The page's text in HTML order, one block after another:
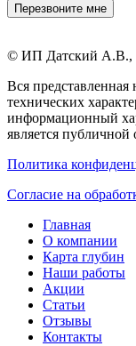
Перезвоните мне
© ИП Датский А.В.,
Вся
технических
информационный
является публичной
Политика
Согласие на
Главная
О компании
Карта глубин
Наши работы
Акции
Статьи
Отзывы
Контакты